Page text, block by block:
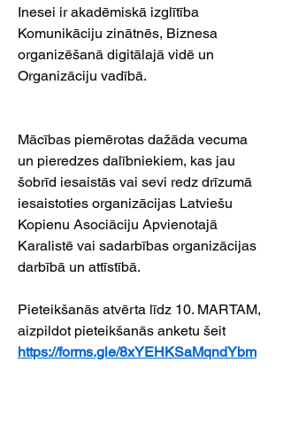
Inesei ir akadēmiskā izglītība
Komunikāciju zinātnēs, Biznesa
organizēšanā digitālajā vidē un
Organizāciju vadībā.
Mācības piemērotas dažāda vecuma
un pieredzes dalībniekiem, kas jau
šobrīd iesaistās vai sevi redz drīzumā
iesaistoties organizācijas Latviešu
Kopienu Asociāciju Apvienotajā
Karalistē vai sadarbības organizācijas
darbībā un attīstībā.
Pieteikšanās atvērta līdz 10. MARTAM,
aizpildot pieteikšanās anketu šeit
https://forms.gle/8xYEHKSaMqndYbm